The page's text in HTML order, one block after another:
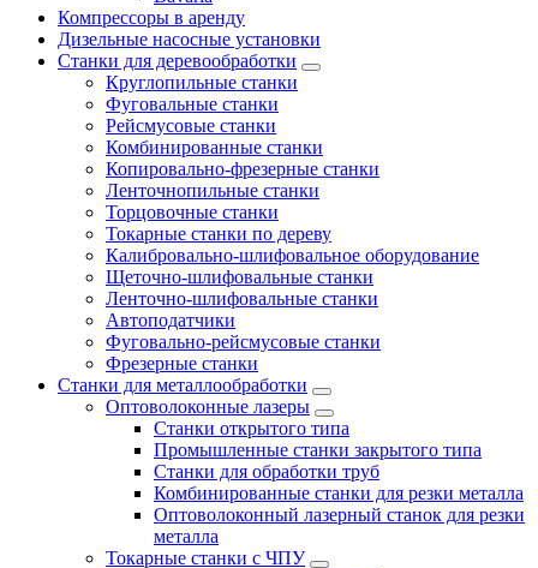
Компрессоры в аренду
Дизельные насосные установки
Станки для деревообработки
Круглопильные станки
Фуговальные станки
Рейсмусовые станки
Комбинированные станки
Копировально-фрезерные станки
Ленточнопильные станки
Торцовочные станки
Токарные станки по дереву
Калибровально-шлифовальное оборудование
Щеточно-шлифовальные станки
Ленточно-шлифовальные станки
Автоподатчики
Фуговально-рейсмусовые станки
Фрезерные станки
Станки для металлообработки
Оптоволоконные лазеры
Станки открытого типа
Промышленные станки закрытого типа
Станки для обработки труб
Комбинированные станки для резки металла
Оптоволоконный лазерный станок для резки
металла
Токарные станки с ЧПУ